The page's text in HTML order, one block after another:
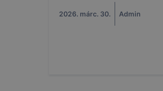
2026. márc. 30. Admin